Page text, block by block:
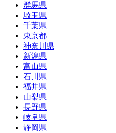
群馬県
埼玉県
千葉県
東京都
神奈川県
新潟県
富山県
石川県
福井県
山梨県
長野県
岐阜県
静岡県